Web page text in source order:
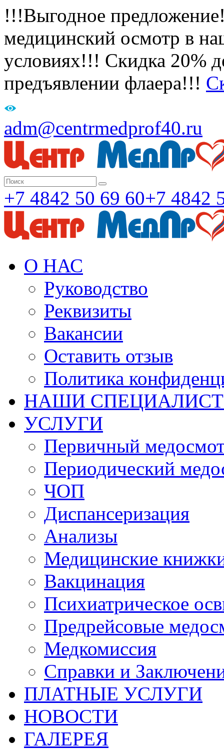
!!!Выгодное
медицинский осмотр в
условиях!!! Скидка 20%
предъявлении флаера!!!
adm@centrmedprof40.ru
+7 4842 50 69 60+7 4842
О НАС
Руководство
Реквизиты
Вакансии
Оставить отзыв
Политика
НАШИ
УСЛУГИ
Первичный
Периодический
ЧОП
Диспансеризация
Анализы
Медицинские
Вакцинация
Психиатрическое
Предрейсовые
Медкомиссия
Справки и
ПЛАТНЫЕ УСЛУГИ
НОВОСТИ
ГАЛЕРЕЯ